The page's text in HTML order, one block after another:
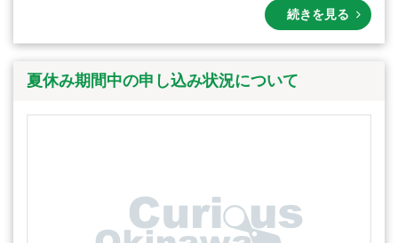
続きを見る
夏休み期間中の申し込み状況について